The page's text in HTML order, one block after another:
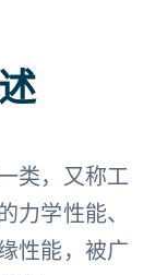
类，又称工
力学性能、
性能，被广